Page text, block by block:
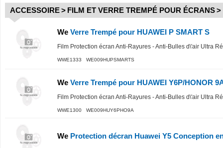
ACCESSOIRE> FILM ET VERRE TREMPÉ POUR ÉCRANS>
We Verre Trempé pour HUAWEI P SMART S
Film Protection écran Anti-Rayures - Anti-Bulles d\'air Ultra
WWE1333 WE009HUPSMARTS
We Verre Trempé pour HUAWEI Y6P/HONOR
Film Protection écran Anti-Rayures - Anti-Bulles d\'air Ultra
WWE1300 WE009HUY6PHO9A
We Protection décran Huawei Y5 Conception